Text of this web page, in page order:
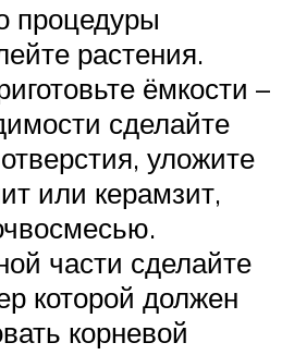
процедуры
растения.
ёмкости –
сделайте
уложите
или керамзит,
части сделайте
которой должен
корневой